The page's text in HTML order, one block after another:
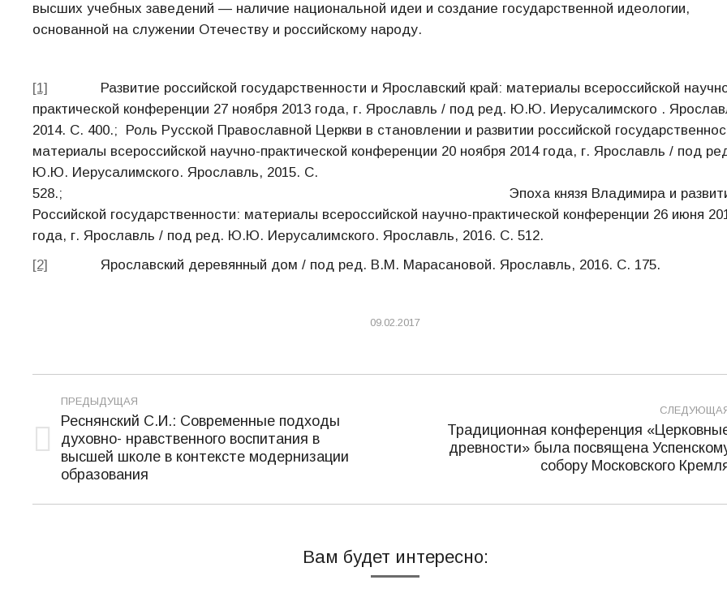
высших учебных заведений — наличие национальной идеи и создание государственной идеологии,
основанной на служении Отечеству и российскому народу.
[1] Развитие российской государственности и Ярославский край: материалы всероссийской
практической конференции 27 ноября 2013 года, г. Ярославль / под ред. Ю.Ю. Иерусалимского .
2014. С. 400.; Роль Русской Православной Церкви в становлении и развитии российской
материалы всероссийской научно-практической конференции 20 ноября 2014 года, г. Ярославль / под
Ю.Ю. Иерусалимского. Ярославль, 2015. С.
528.; Эпоха князя Владимира и
Российской государственности: материалы всероссийской научно-практической конференции 26 июня
года, г. Ярославль / под ред. Ю.Ю. Иерусалимского. Ярославль, 2016. С. 512.
[2] Ярославский деревянный дом / под ред. В.М. Марасановой. Ярославль, 2016. С. 175.
09.02.2017
Навигация
по
записям
ПРЕДЫДУЩАЯ
Предыдущая
запись:
Реснянский С.И.: Современные подходы
духовно- нравственного воспитания в
высшей школе в контексте модернизации
образования
Следующая
Традиционная конференция
древности» была посвящена
собору Московского
Вам будет интересно: